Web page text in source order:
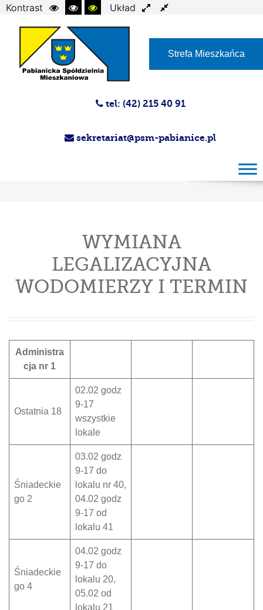
Kontrast
Układ
Strefa Mieszkańca
tel: (42) 215 40 91
sekretariat@psm-pabianice.pl
WYMIANA
LEGALIZACYJNA
WODOMIERZY I TERMIN
Administra
cja nr 1
Ostatnia 18
02.02 godz
9-17
wszystkie
lokale
Śniadeckie
go 2
03.02 godz
9-17 do
lokalu nr 40,
04.02 godz
9-17 od
lokalu 41
Śniadeckie
go 4
04.02 godz
9-17 do
lokalu 20,
05.02 od
lokalu 21